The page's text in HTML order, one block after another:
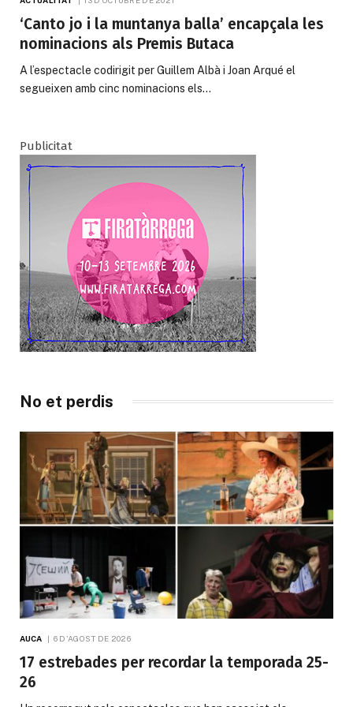
‘Canto jo i la muntanya balla’ encapçala les
nominacions als Premis Butaca
A l’espectacle codirigit per Guillem Albà i Joan Arqué el
segueixen amb cinc nominacions els…
Publicitat
No et perdis
AUCA 6 D'AGOST DE 2026
17 estrebades per recordar la temporada 25-
26